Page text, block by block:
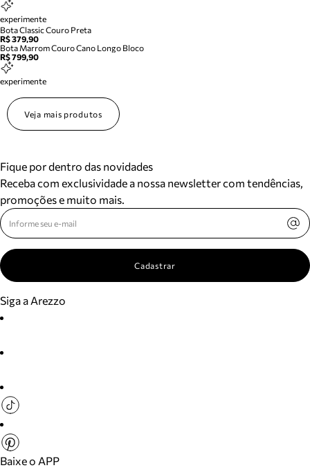
experimente
Bota Classic Couro Preta
R$ 379,90
Bota Marrom Couro Cano Longo Bloco
R$ 799,90
experimente
Veja mais produtos
Fique por dentro das novidades
Receba com exclusividade a nossa newsletter com tendências,
promoções e muito mais.
Cadastrar
Siga a Arezzo
Baixe o APP